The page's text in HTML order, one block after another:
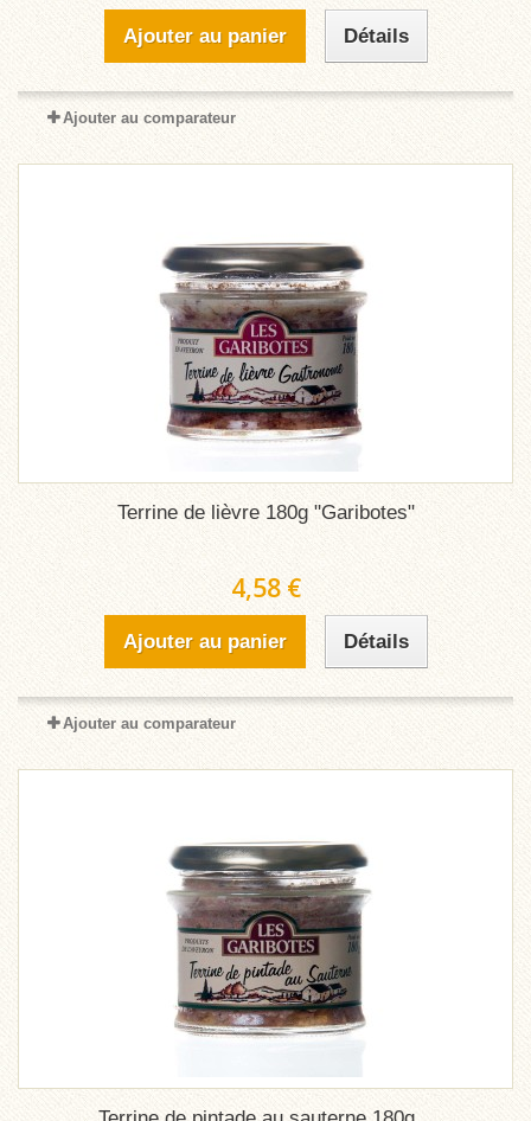
Ajouter au panier Détails
Ajouter au comparateur
Terrine de lièvre 180g "Garibotes"
4,58 €
Ajouter au panier Détails
Ajouter au comparateur